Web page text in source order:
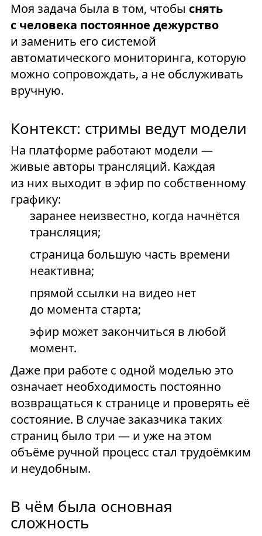
Моя задача была в том, чтобы снять
с человека постоянное дежурство
и заменить его системой
автоматического мониторинга, которую
можно сопровождать, а не обслуживать
вручную.
Контекст: стримы ведут модели
На платформе работают модели —
живые авторы трансляций. Каждая
из них выходит в эфир по собственному
графику:
заранее неизвестно, когда начнётся
трансляция;
страница большую часть времени
неактивна;
прямой ссылки на видео нет
до момента старта;
эфир может закончиться в любой
момент.
Даже при работе с одной моделью это
означает необходимость постоянно
возвращаться к странице и проверять её
состояние. В случае заказчика таких
страниц было три — и уже на этом
объёме ручной процесс стал трудоёмким
и неудобным.
В чём была основная
сложность